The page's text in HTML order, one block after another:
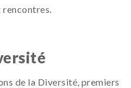
de la Diversité, premiers